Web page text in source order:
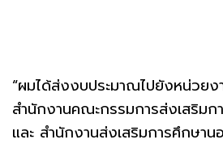
“ผมได้ส่งงบประมาณไปยังหน่วย
สำนักงานคณะกรรมการส่งเสริมก
และ สำนักงานส่งเสริมการศึกษาน